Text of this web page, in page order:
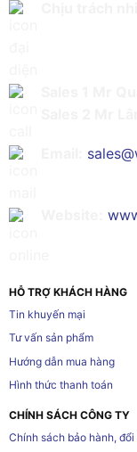
HỖ TRỢ KHÁCH HÀNG
Tin khuyến mại
Tư vấn sản phẩm
Hướng dẫn mua hàng
Hình thức thanh toán
CHÍNH SÁCH CÔNG TY
Chính sách bảo hành, đổi